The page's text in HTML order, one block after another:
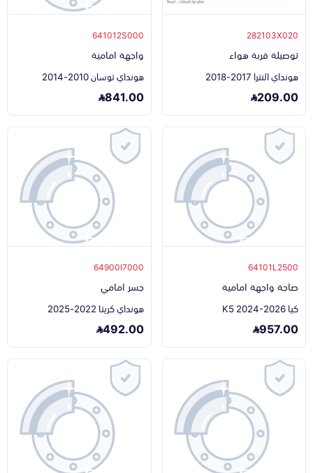
282103X020
توصيلة قربة هواء
هونداي النترا 2017-2018
209.00
641012S000
واجهة امامية
هونداي توسان 2010-2014
841.00
64101L2500
صاجة واجهة امامية
كيا K5 2024-2026
957.00
64900I7000
جسر امامي
هونداي كريتا 2022-2025
492.00